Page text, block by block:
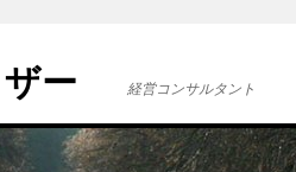
ー 経営コンサルタント